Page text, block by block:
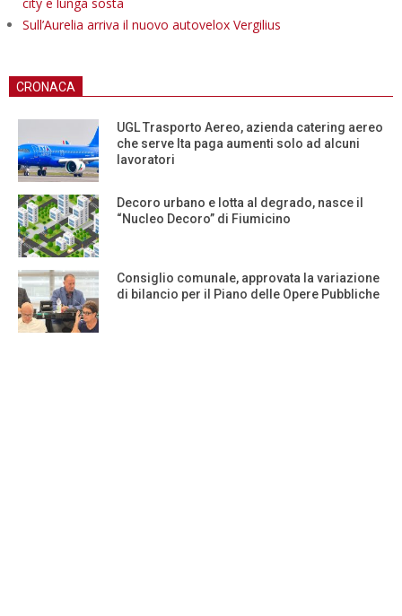
city e lunga sosta
Sull’Aurelia arriva il nuovo autovelox Vergilius
CRONACA
UGL Trasporto Aereo, azienda catering aereo
che serve Ita paga aumenti solo ad alcuni
lavoratori
Decoro urbano e lotta al degrado, nasce il
“Nucleo Decoro” di Fiumicino
Consiglio comunale, approvata la variazione
di bilancio per il Piano delle Opere Pubbliche